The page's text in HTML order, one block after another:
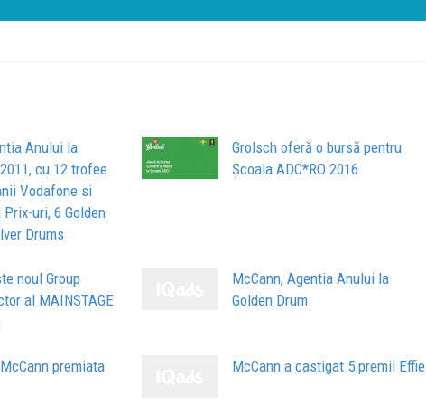
Anului la
cu 12 trofee
Vodafone si
Prix-uri, 6 Golden
Drums
Grolsch oferă o bursă pentru
Școala ADC*RO 2016
noul Group
al MAINSTAGE
McCann, Agentia Anului la
Golden Drum
premiata
McCann a castigat 5 premii Effie